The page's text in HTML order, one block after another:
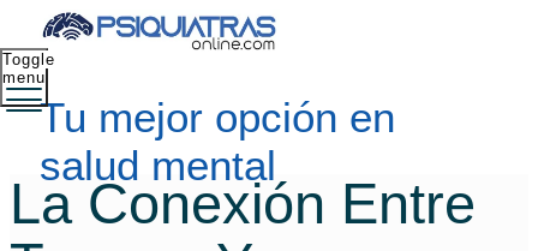
Tu mejor opción en
salud mental
Toggle
menu
La Conexión Entre